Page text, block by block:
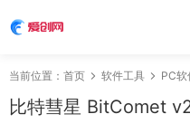
当前位置： 首页 软件工具 PC软
比特彗星 BitComet